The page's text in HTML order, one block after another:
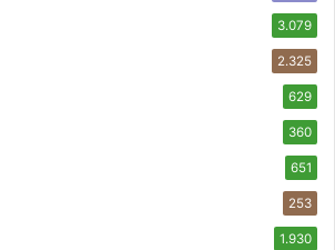
3.079
2.325
629
360
651
253
1.930